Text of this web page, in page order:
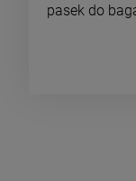
pasek do